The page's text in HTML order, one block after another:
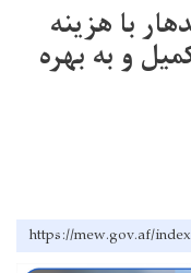
با هزینه
تکمیل و به بهره
https://mew.gov.af/